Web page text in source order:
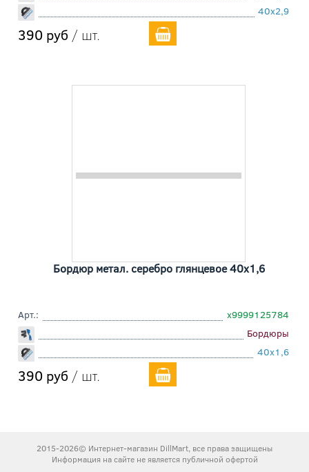
40x2,9
390 руб / шт.
Бордюр метал. серебро глянцевое 40x1,6
Арт.:
х9999125784
Бордюры
40x1,6
390 руб / шт.
2015-2026© Интернет-магазин DillMart, все права защищены
Информация на сайте не является публичной офертой